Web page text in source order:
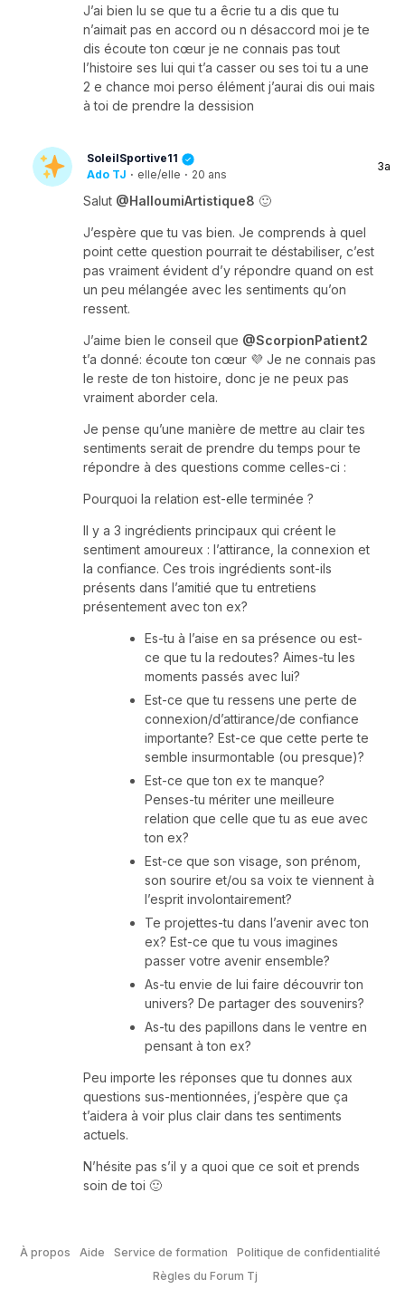
J’ai bien lu se que tu a êcrie tu a dis que tu
n’aimait pas en accord ou n désaccord moi je te
dis écoute ton cœur je ne connais pas tout
l’histoire ses lui qui t’a casser ou ses toi tu a une
2 e chance moi perso élément j’aurai dis oui mais
à toi de prendre la dessision
SoleilSportive11
Ado TJ · elle/elle · 20 ans
3a
Salut @HalloumiArtistique8 🙂
J’espère que tu vas bien. Je comprends à quel
point cette question pourrait te déstabiliser, c’est
pas vraiment évident d’y répondre quand on est
un peu mélangée avec les sentiments qu’on
ressent.
J’aime bien le conseil que @ScorpionPatient2
t’a donné: écoute ton cœur 💜 Je ne connais pas
le reste de ton histoire, donc je ne peux pas
vraiment aborder cela.
Je pense qu’une manière de mettre au clair tes
sentiments serait de prendre du temps pour te
répondre à des questions comme celles-ci :
Pourquoi la relation est-elle terminée ?
Il y a 3 ingrédients principaux qui créent le
sentiment amoureux : l’attirance, la connexion et
la confiance. Ces trois ingrédients sont-ils
présents dans l’amitié que tu entretiens
présentement avec ton ex?
Es-tu à l’aise en sa présence ou est-
ce que tu la redoutes? Aimes-tu les
moments passés avec lui?
Est-ce que tu ressens une perte de
connexion/d’attirance/de confiance
importante? Est-ce que cette perte te
semble insurmontable (ou presque)?
Est-ce que ton ex te manque?
Penses-tu mériter une meilleure
relation que celle que tu as eue avec
ton ex?
Est-ce que son visage, son prénom,
son sourire et/ou sa voix te viennent à
l’esprit involontairement?
Te projettes-tu dans l’avenir avec ton
ex? Est-ce que tu vous imagines
passer votre avenir ensemble?
As-tu envie de lui faire découvrir ton
univers? De partager des souvenirs?
As-tu des papillons dans le ventre en
pensant à ton ex?
Peu importe les réponses que tu donnes aux
questions sus-mentionnées, j’espère que ça
t’aidera à voir plus clair dans tes sentiments
actuels.
N’hésite pas s’il y a quoi que ce soit et prends
soin de toi 🙂
À propos Aide Service de formation
Politique de confidentialité
Règles du Forum Tj